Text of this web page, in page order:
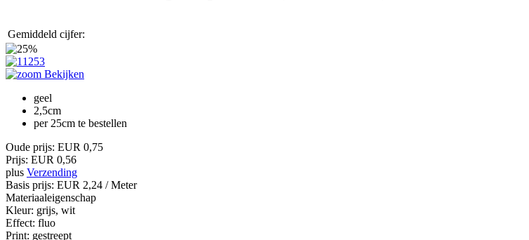
Gemiddeld cijfer:
Bekijken
geel
2,5cm
per 25cm te bestellen
Oude prijs: EUR 0,75
Prijs: EUR 0,56
plus Verzending
Basis prijs: EUR 2,24 / Meter
Materiaaleigenschap
Kleur: grijs, wit
Effect: fluo
Print: gestreept